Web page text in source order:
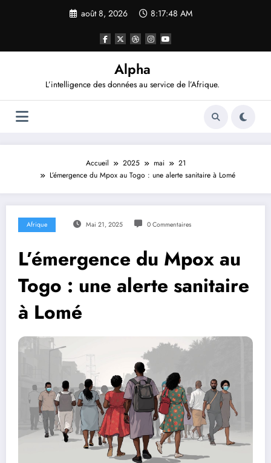
août 8, 2026 8:17:48 AM
Alpha
L’intelligence des données au service de l’Afrique.
Accueil 2025 mai
21
L’émergence du Mpox au Togo : une alerte sanitaire à Lomé
Afrique Mai 21, 2025 0 Commentaires
L’émergence du Mpox au
Togo : une alerte sanitaire
à Lomé